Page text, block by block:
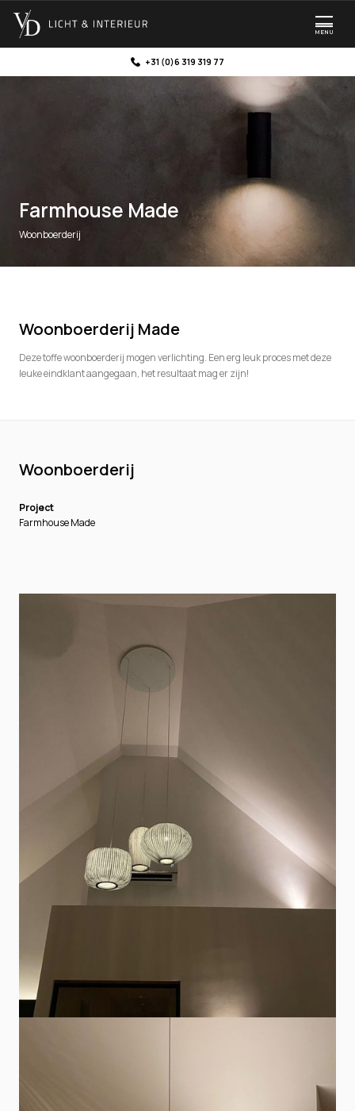
MENU
+31 (0)6 319 319 77
Farmhouse Made
Woonboerderij
Woonboerderij Made
Deze toffe woonboerderij mogen verlichting. Een erg leuk proces met deze
leuke eindklant aangegaan, het resultaat mag er zijn!
Woonboerderij
Project
Farmhouse Made